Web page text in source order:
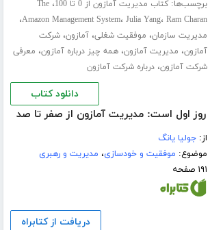
برچسب‌ها:کتاب مدیریت آمازون از 0 تا 100 ،The
Amazon Management System، Julia Yang، Ram Charan ،
مدیریت سازمان، موفقیت شغلی،آمازون،شرکت
آمازون، مدیریت آمازون،همه چیز درباره آمازون، معرفی
شرکت آمازون،درباره شرکت آمازون
دانلود کتاب
اول است: مدیریت آمازون از صفر تا صد
از:جولیا یانگ
موضوع: موفقیت و خودسازی، مدیریت و رهبری
۱۹۱ صفحه
دریافت از کتابراه